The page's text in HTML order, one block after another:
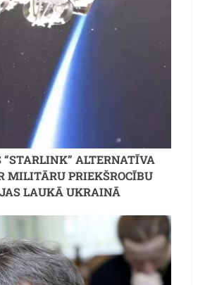
ALTERNATĪVA
MILITĀRU PRIEKŠROCĪBU
LAUKĀ UKRAINĀ